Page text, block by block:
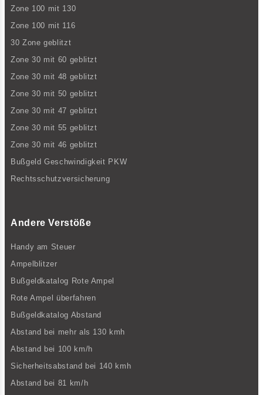
Zone 100 mit 130
Zone 100 mit 116
30 Zone geblitzt
Zone 30 mit 60 geblitzt
Zone 30 mit 48 geblitzt
Zone 30 mit 50 geblitzt
Zone 30 mit 47 geblitzt
Zone 30 mit 55 geblitzt
Zone 30 mit 46 geblitzt
Bußgeld Geschwindigkeit PKW
Rechtsschutzversicherung
Andere Verstöße
Handy am Steuer
Ampelblitzer
Bußgeldkatalog Rote Ampel
Rote Ampel überfahren
Bußgeldkatalog Abstand
Abstand bei mehr als 130 kmh
Abstand bei 100 km/h
Sicherheitsabstand bei 140 kmh
Abstand bei 81 km/h